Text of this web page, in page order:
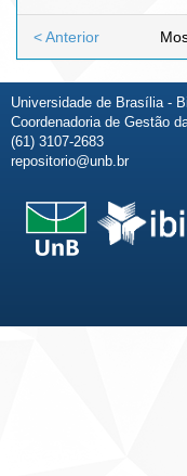
< Anterior
Universidade de Brasília -
Coordenadoria de Gestão
(61) 3107-2683
repositorio@unb.br